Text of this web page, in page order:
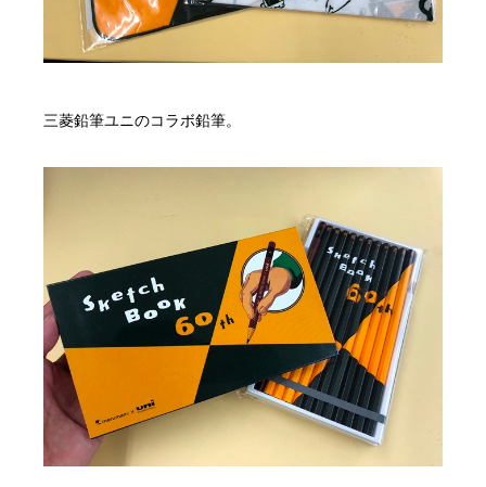
三菱鉛筆ユニのコラボ鉛筆。